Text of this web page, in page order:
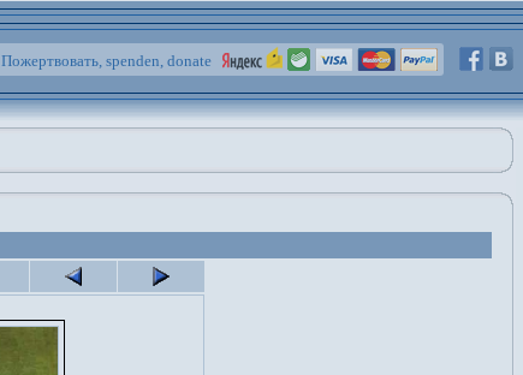
Пожертвовать, spenden, donate